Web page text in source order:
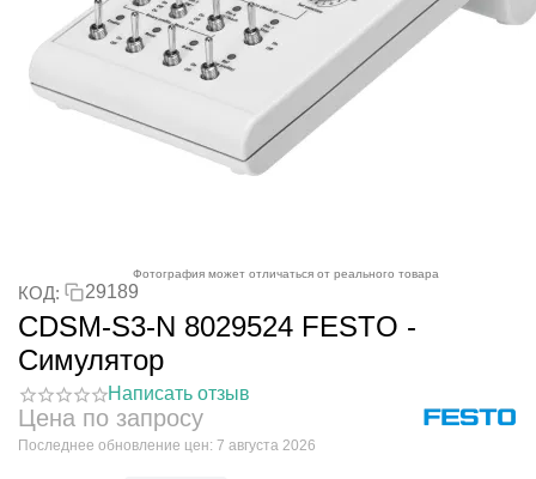
Фотография может отличаться от реального товара
КОД: 29189
CDSM-S3-N 8029524 FESTO -
Симулятор
Написать отзыв
Цена по запросу
Последнее обновление цен: 7 августа 2026